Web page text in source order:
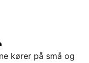
kører på små og